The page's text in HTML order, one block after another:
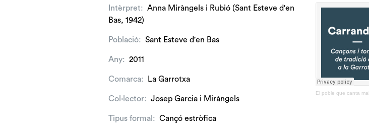
Intèrpret: Anna Miràngels i Rubió (Sant Esteve d'en
Bas, 1942)
Població: Sant Esteve d'en Bas
Any: 2011
Comarca: La Garrotxa
Col·lector: Josep Garcia i Miràngels
Tipus formal: Cançó estròfica
El poble que canta